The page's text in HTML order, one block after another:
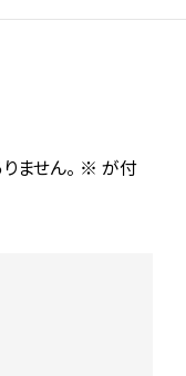
ません。 ※ が付